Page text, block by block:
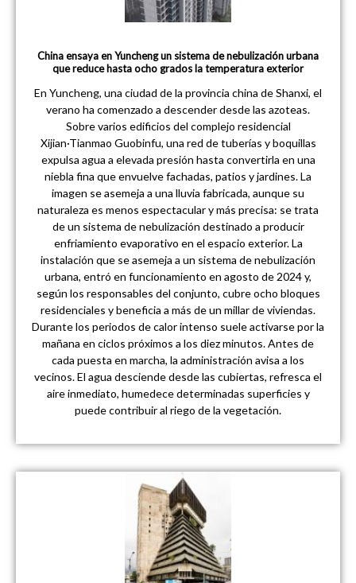
China ensaya en Yuncheng un sistema de nebulización urbana
que reduce hasta ocho grados la temperatura exterior
En Yuncheng, una ciudad de la provincia china de Shanxi, el
verano ha comenzado a descender desde las azoteas.
Sobre varios edificios del complejo residencial
Xijian·Tianmao Guobinfu, una red de tuberías y boquillas
expulsa agua a elevada presión hasta convertirla en una
niebla fina que envuelve fachadas, patios y jardines. La
imagen se asemeja a una lluvia fabricada, aunque su
naturaleza es menos espectacular y más precisa: se trata
de un sistema de nebulización destinado a producir
enfriamiento evaporativo en el espacio exterior. La
instalación que se asemeja a un sistema de nebulización
urbana, entró en funcionamiento en agosto de 2024 y,
según los responsables del conjunto, cubre ocho bloques
residenciales y beneficia a más de un millar de viviendas.
Durante los periodos de calor intenso suele activarse por la
mañana en ciclos próximos a los diez minutos. Antes de
cada puesta en marcha, la administración avisa a los
vecinos. El agua desciende desde las cubiertas, refresca el
aire inmediato, humedece determinadas superficies y
puede contribuir al riego de la vegetación.